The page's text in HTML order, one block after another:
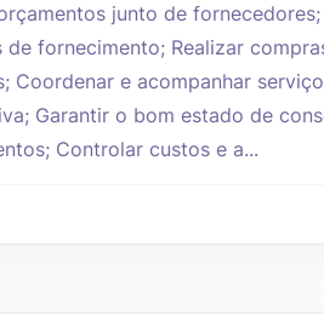
junto de
fornecimento; Realizar
Coordenar e acompanhar
Garantir o bom estado de
Controlar custos e a...